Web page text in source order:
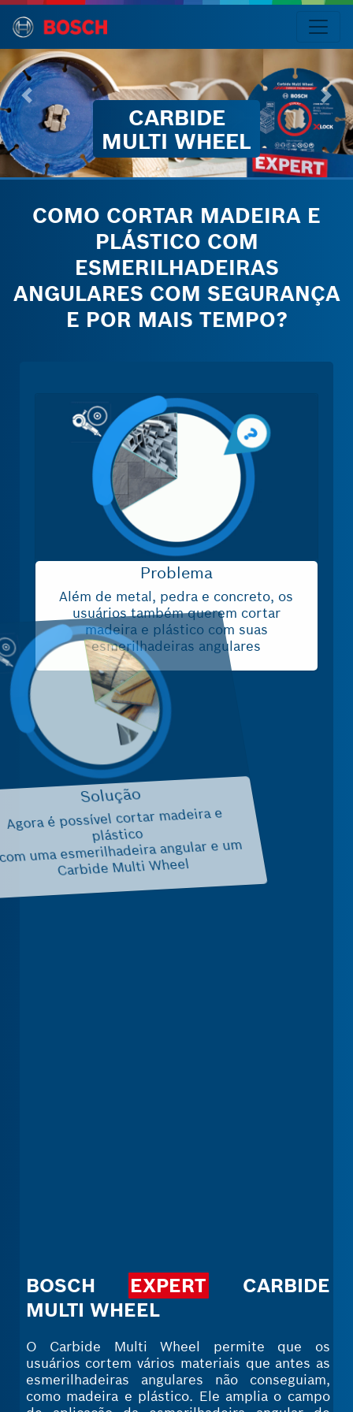
Idioma
CARBIDE
MULTI
Introdução
Características
vantagens
CARBIDE
MULTI WHEEL
COMO CORTAR MADEIRA E
PLÁSTICO COM
ESMERILHADEIRAS
ANGULARES COM SEGURANÇA
E POR MAIS TEMPO?
Problema
Além de metal, pedra e concreto, os
usuários também querem cortar
madeira e plástico com suas
esmerilhadeiras angulares
Solução
Agora é possível cortar madeira e
BOSCH EXPERT
CARBIDE
MULTI WHEEL
O Carbide Multi Wheel permite que os
usuários cortem vários materiais que antes as
esmerilhadeiras angulares não conseguiam,
como madeira e plástico. Ele amplia o campo